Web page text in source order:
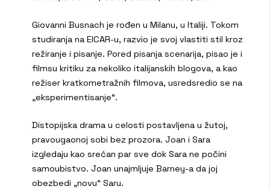
Giovanni Busnach je rođen u Milanu, u Italiji. Tokom
studiranja na EICAR-u, razvio je svoj vlastiti stil kroz
režiranje i pisanje. Pored pisanja scenarija, pisao je i
filmsu kritiku za nekoliko italijanskih blogova, a kao
režiser kratkometražnih filmova, usredsredio se na
„eksperimentisanje“.
Distopijska drama u celosti postavljena u žutoj,
pravougaonoj sobi bez prozora. Joan i Sara
izgledaju kao srećan par sve dok Sara ne počini
samoubistvo. Joan unajmljuje Barney-a da joj
obezbedi „novu“ Saru.